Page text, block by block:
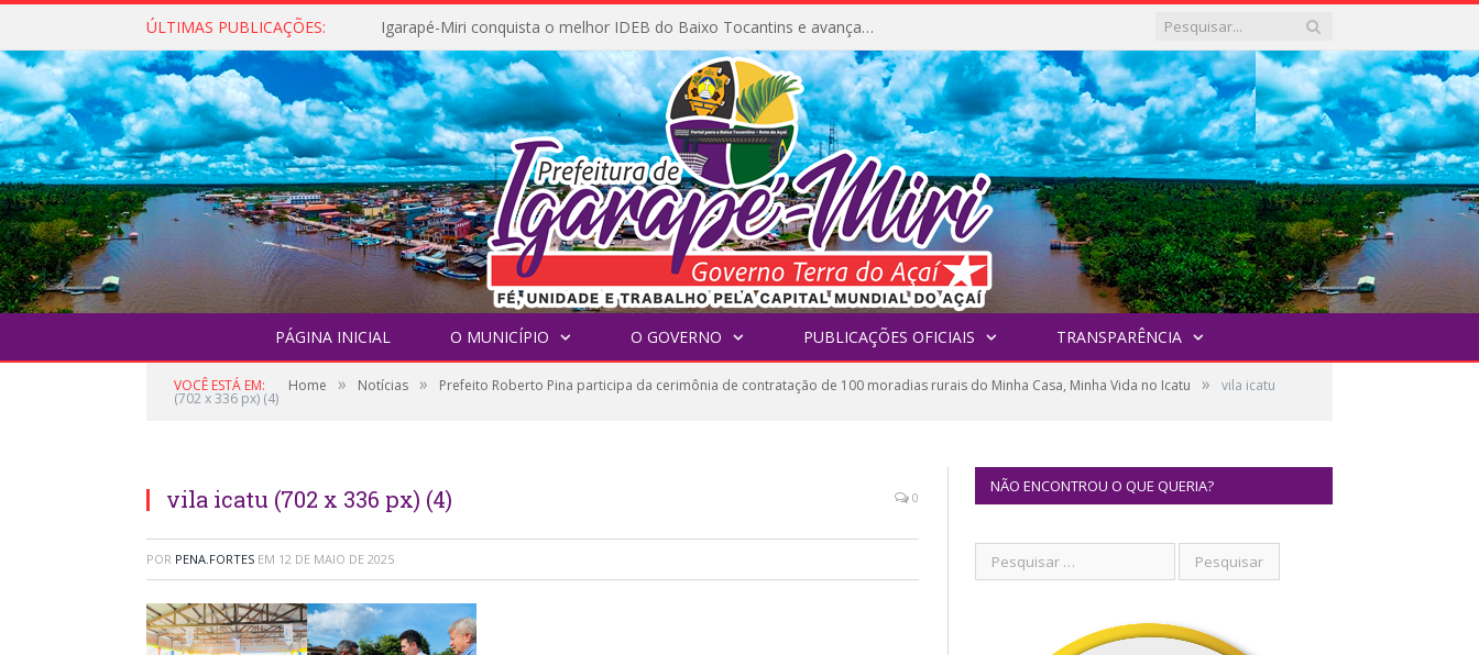
ÚLTIMAS PUBLICAÇÕES: Igarapé-Miri conquista o melhor IDEB do Baixo Tocantins e avança na qualidade da educação pública
PÁGINA INICIAL O MUNICÍPIO O GOVERNO PUBLICAÇÕES OFICIAIS TRANSPARÊNCIA
VOCÊ ESTÁ EM: Home » Notícias » Prefeito Roberto Pina participa da cerimônia de contratação de 100 moradias rurais do Minha Casa, Minha Vida no Icatu » vila icatu
(702 x 336 px) (4)
vila icatu (702 x 336 px) (4) 0
POR PENA.FORTES EM 12 DE MAIO DE 2025
NÃO ENCONTROU O QUE QUERIA?